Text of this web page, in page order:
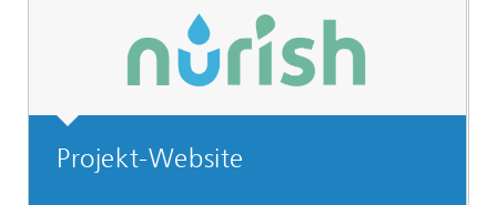
Projekt-Website